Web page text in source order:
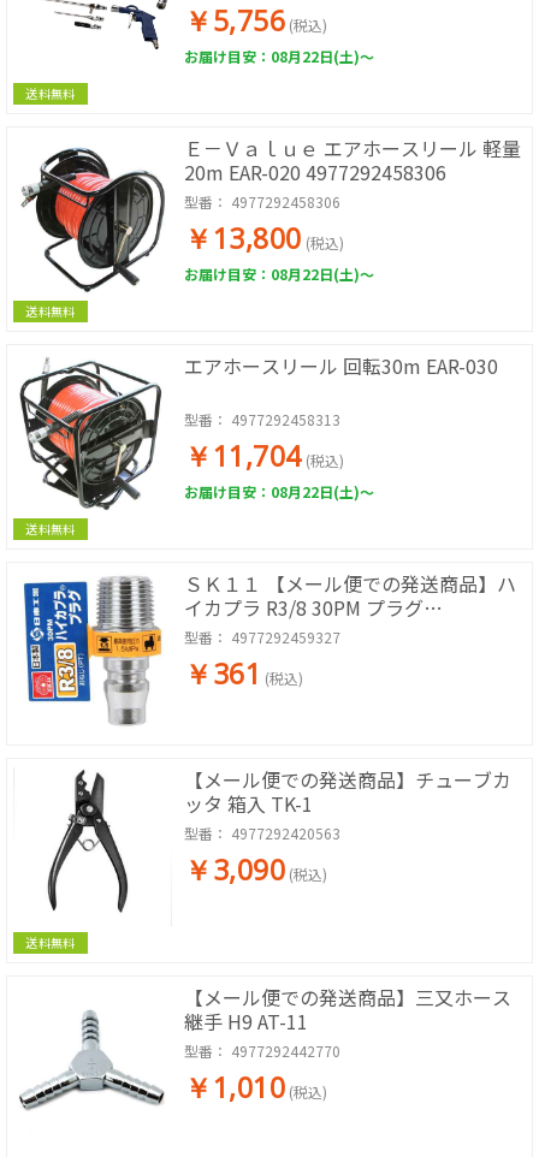
送料無料
￥5,756 (税込)
お届け目安：08月22日(土)～
送料無料
Ｅ－Ｖａｌｕｅ エアホースリール 軽量
20m EAR-020 4977292458306
型番： 4977292458306
￥13,800 (税込)
お届け目安：08月22日(土)～
送料無料
エアホースリール 回転30m EAR-030
型番： 4977292458313
￥11,704 (税込)
お届け目安：08月22日(土)～
ＳＫ１１ 【メール便での発送商品】ハ
イカプラ R3/8 30PM プラグ
4977292459327
型番： 4977292459327
￥361 (税込)
送料無料
【メール便での発送商品】チューブカ
ッタ 箱入 TK-1
型番： 4977292420563
￥3,090 (税込)
【メール便での発送商品】三又ホース
継手 H9 AT-11
型番： 4977292442770
￥1,010 (税込)